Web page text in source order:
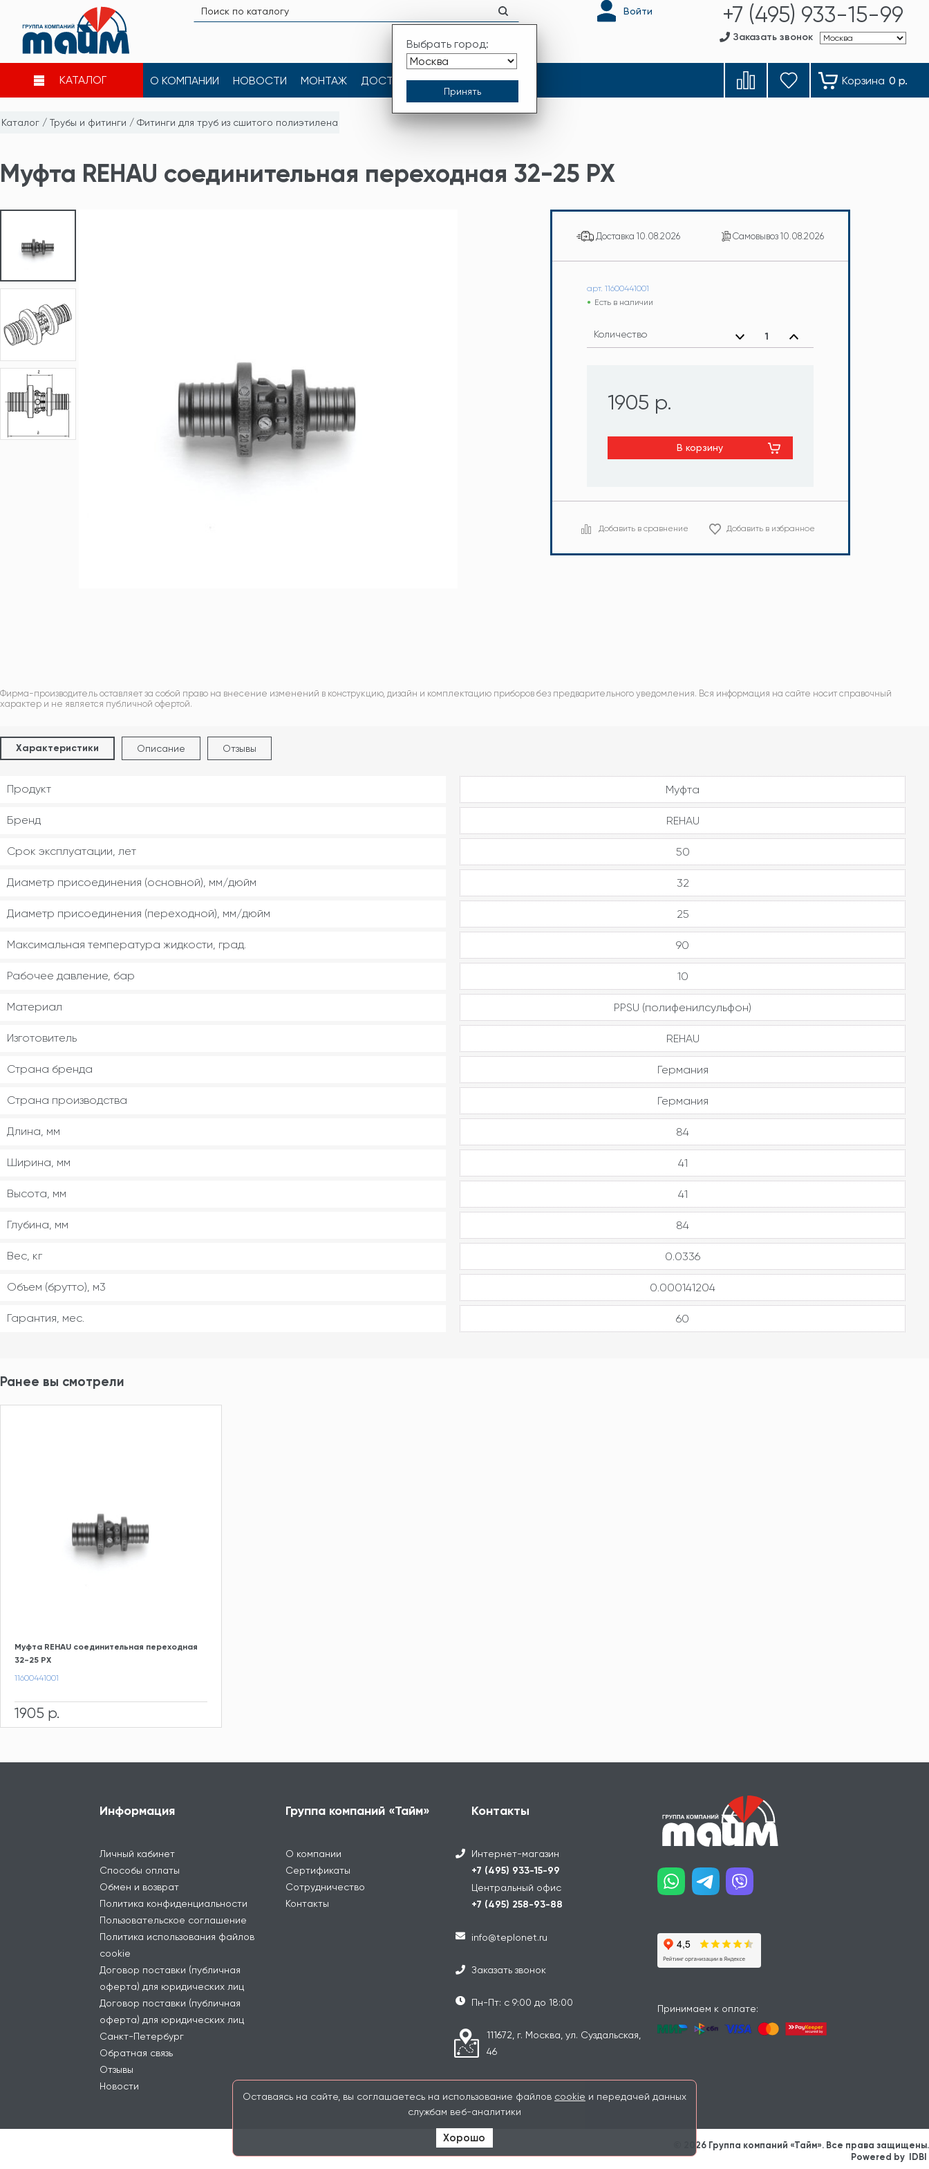
Выбрать город:
Войти +7 (495) 933-15-99
Заказать звонок
КАТАЛОГ О КОМПАНИИ НОВОСТИ МОНТАЖ ДОСТАВКА КОНТАКТЫ Корзина 0 р.
Каталог / Трубы и фитинги / Фитинги для труб из сшитого полиэтилена
Муфта REHAU соединительная переходная 32-25 PX
Доставка 10.08.2026 Самовывоз10.08.2026
арт. 11600441001
Есть в наличии
Количество
1905 р.
В корзину
Добавить в сравнение Добавить в избранное
Фирма-производитель оставляет за собой право на внесение изменений в конструкцию, дизайн и комплектацию приборов без предварительного уведомления. Вся информация на сайте носит справочный
характер и не является публичной офертой.
Характеристики Описание Отзывы
Продукт Муфта
Бренд REHAU
Срок эксплуатации, лет 50
Диаметр присоединения (основной), мм/дюйм 32
Диаметр присоединения (переходной), мм/дюйм 25
Максимальная температура жидкости, град. 90
Рабочее давление, бар 10
Материал PPSU (полифенилсульфон)
Изготовитель REHAU
Страна бренда Германия
Страна производства Германия
Длина, мм 84
Ширина, мм 41
Высота, мм 41
Глубина, мм 84
Вес, кг 0.0336
Объем (брутто), м3 0.000141204
Гарантия, мес. 60
Ранее вы смотрели
Муфта REHAU соединительная переходная
32-25 PX
11600441001
1905 р.
Информация
Личный кабинет
Способы оплаты
Обмен и возврат
Политика конфиденциальности
Пользовательское соглашение
Политика использования файлов
cookie
Договор поставки (публичная
оферта) для юридических лиц
Договор поставки (публичная
оферта) для юридических лиц
Санкт-Петербург
Обратная связь
Отзывы
Новости
Группа компаний «Тайм»
О компании
Сертификаты
Сотрудничество
Контакты
Контакты
Интернет-магазин
+7 (495) 933-15-99
Центральный офис
+7 (495) 258-93-88
info@teplonet.ru
Заказать звонок
Пн-Пт: с 9:00 до 18:00
111672, г. Москва, ул. Суздальская,
46
Принимаем к оплате:
© 2026 Группа компаний «Тайм». Все права защищены.
Powered by IDBI
Оставаясь на сайте, вы соглашаетесь на использование файлов cookie и передачей данных
службам веб-аналитики
Хорошо